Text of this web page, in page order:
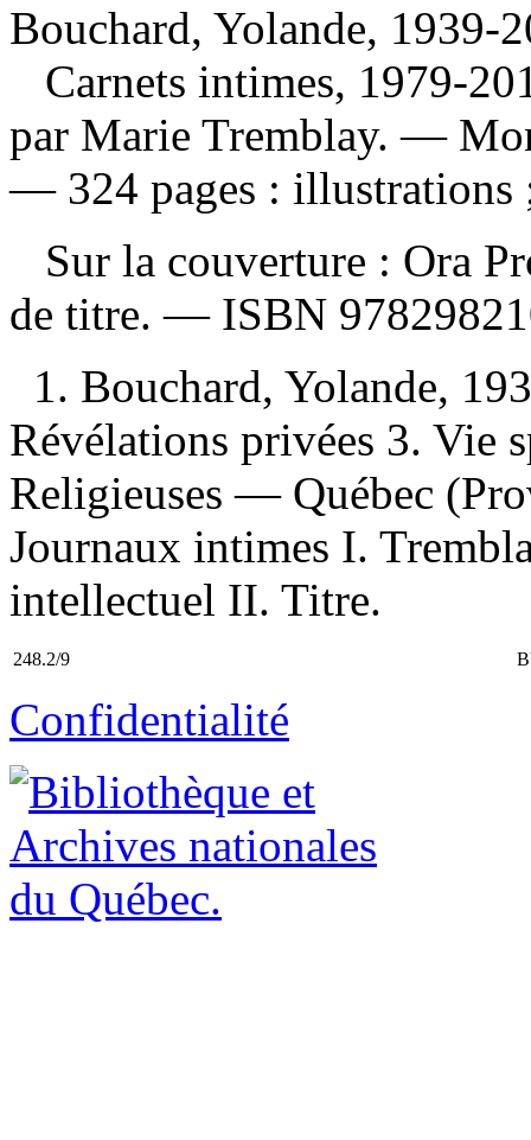
Bouchard, Yolande, 1939-
Carnets intimes, 1979-
par Marie Tremblay. —
— 324 pages : illustrations
Sur la couverture : Ora
de titre. — ISBN
1. Bouchard, Yolande,
Révélations privées 3.
Religieuses — Québec
Journaux intimes I.
intellectuel II. Titre.
248.2/9
Confidentialité